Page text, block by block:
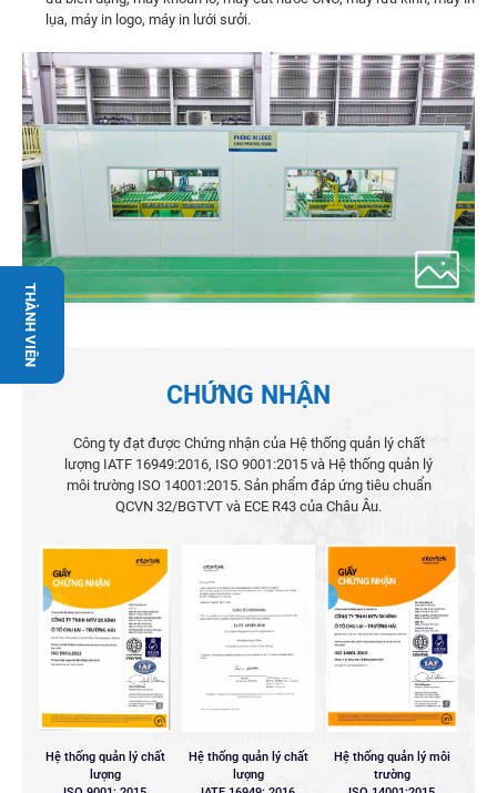
THÀNH VIÊN
lụa, máy in logo, máy in lưới sưởi.
CHỨNG NHẬN
Công ty đạt được Chứng nhận của Hệ thống quản lý chất
lượng IATF 16949:2016, ISO 9001:2015 và Hệ thống quản lý
môi trường ISO 14001:2015. Sản phẩm đáp ứng tiêu chuẩn
QCVN 32/BGTVT và ECE R43 của Châu Âu.
Hệ thống quản lý chất
lượng
Hệ thống quản lý chất
lượng
Hệ thống quản lý môi
trường